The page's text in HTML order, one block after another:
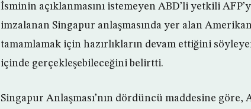
İsminin açıklanmasını istemeyen ABD’li yetkili
imzalanan Singapur anlaşmasında yer alan
tamamlamak için hazırlıkların devam ettiğini
içinde gerçekleşebileceğini belirtti.
Singapur Anlaşması’nın dördüncü maddesine